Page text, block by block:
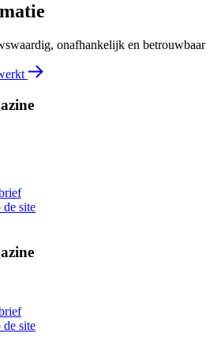
onafhankelijk en betrouwbaar
de site
de site